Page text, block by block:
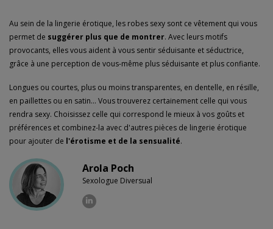
Au sein de la lingerie érotique, les robes sexy sont ce vêtement qui vous
permet de suggérer plus que de montrer. Avec leurs motifs
provocants, elles vous aident à vous sentir séduisante et séductrice,
grâce à une perception de vous-même plus séduisante et plus confiante.
Longues ou courtes, plus ou moins transparentes, en dentelle, en résille,
en paillettes ou en satin... Vous trouverez certainement celle qui vous
rendra sexy. Choisissez celle qui correspond le mieux à vos goûts et
préférences et combinez-la avec d'autres pièces de lingerie érotique
pour ajouter de l'érotisme et de la sensualité.
Arola Poch
Sexologue Diversual